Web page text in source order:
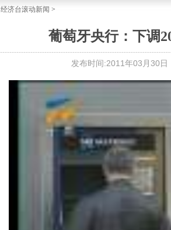
经济台滚动新闻 >
葡萄牙央行：下调
发布时间:2011年03月30